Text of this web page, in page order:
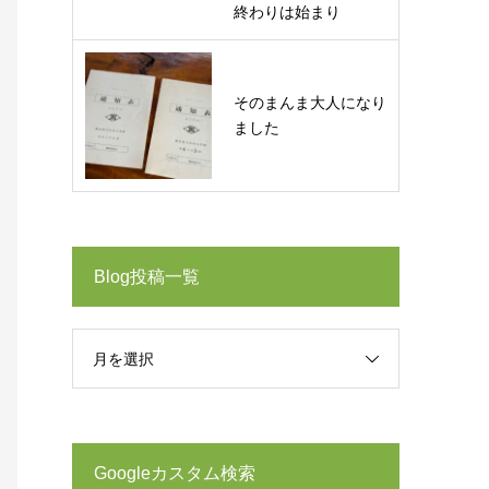
終わりは始まり
そのまんま大人になり
ました
Blog投稿一覧
月を選択
Googleカスタム検索